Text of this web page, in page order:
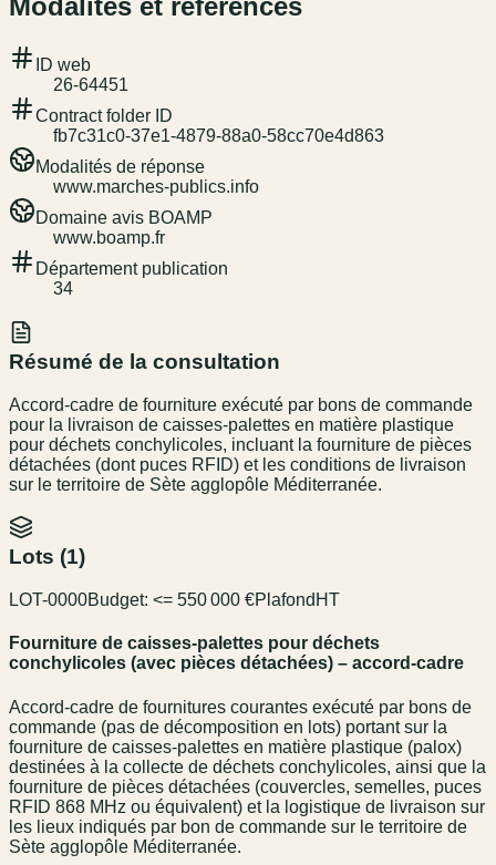
Modalités et références
ID web
26-64451
Contract folder ID
fb7c31c0-37e1-4879-88a0-58cc70e4d863
Modalités de réponse
www.marches-publics.info
Domaine avis BOAMP
www.boamp.fr
Département publication
34
Résumé de la consultation
Accord-cadre de fourniture exécuté par bons de commande
pour la livraison de caisses-palettes en matière plastique
pour déchets conchylicoles, incluant la fourniture de pièces
détachées (dont puces RFID) et les conditions de livraison
sur le territoire de Sète agglopôle Méditerranée.
Lots (1)
LOT-0000Budget: <= 550 000 €Plafond HT
Fourniture de caisses-palettes pour déchets
conchylicoles (avec pièces détachées) – accord-cadre
Accord-cadre de fournitures courantes exécuté par bons de
commande (pas de décomposition en lots) portant sur la
fourniture de caisses-palettes en matière plastique (palox)
destinées à la collecte de déchets conchylicoles, ainsi que la
fourniture de pièces détachées (couvercles, semelles, puces
RFID 868 MHz ou équivalent) et la logistique de livraison sur
les lieux indiqués par bon de commande sur le territoire de
Sète agglopôle Méditerranée.